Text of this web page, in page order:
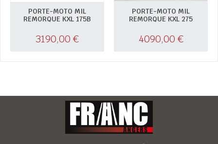
PORTE-MOTO MIL
REMORQUE KXL 175B
3190,00 €
PORTE-MOTO MIL
REMORQUE KXL 275
4090,00 €